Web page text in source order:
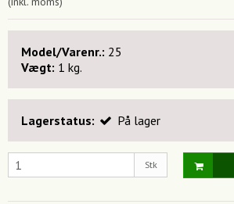
Model/Varenr.: 25
Vægt: 1 kg.
Lagerstatus: På lager
Stk